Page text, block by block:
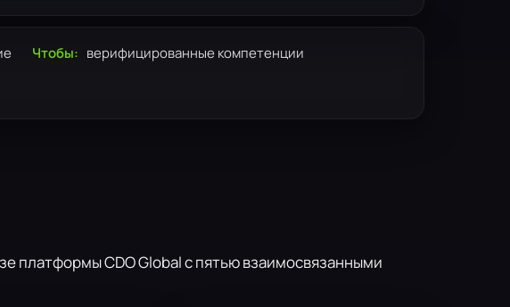
Чтобы: верифицированные компетенции
платформы CDO Global с пятью взаимосвязанными